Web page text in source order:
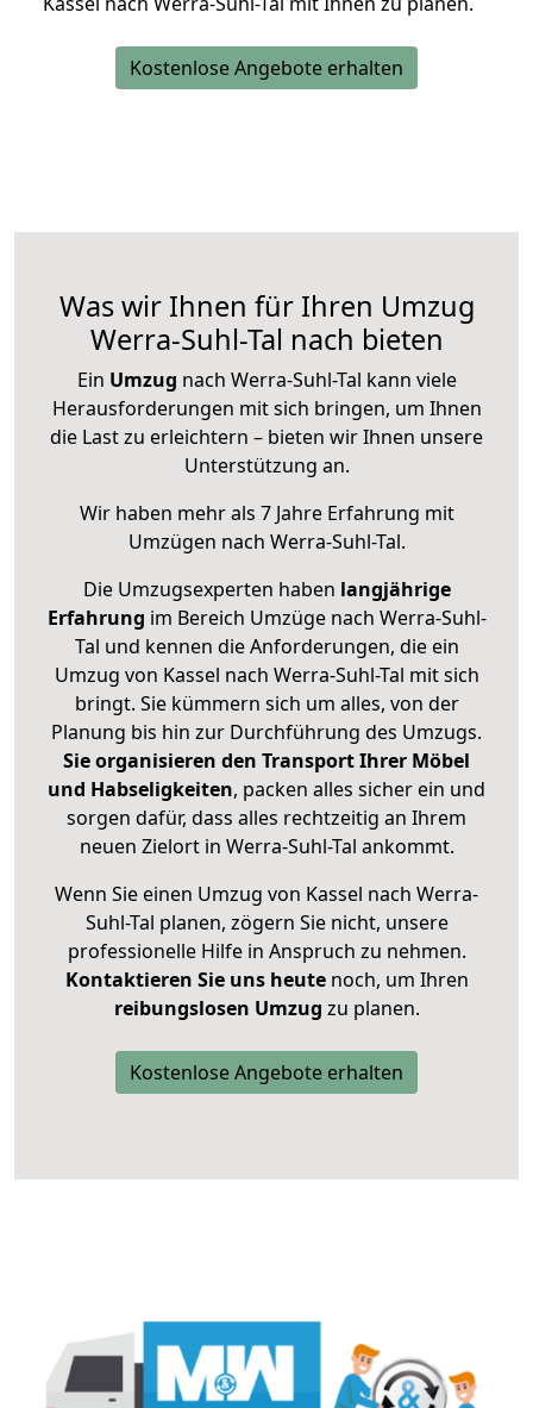
Kostenlose Angebote erhalten
Was wir Ihnen für Ihren Umzug
Werra-Suhl-Tal nach bieten
Ein Umzug nach Werra-Suhl-Tal kann viele
Herausforderungen mit sich bringen, um Ihnen
die Last zu erleichtern – bieten wir Ihnen unsere
Unterstützung an.
Wir haben mehr als 7 Jahre Erfahrung mit
Umzügen nach Werra-Suhl-Tal.
Die Umzugsexperten haben langjährige
Erfahrung im Bereich Umzüge nach Werra-Suhl-
Tal und kennen die Anforderungen, die ein
Umzug von Kassel nach Werra-Suhl-Tal mit sich
bringt. Sie kümmern sich um alles, von der
Planung bis hin zur Durchführung des Umzugs.
Sie organisieren den Transport Ihrer Möbel
und Habseligkeiten, packen alles sicher ein und
sorgen dafür, dass alles rechtzeitig an Ihrem
neuen Zielort in Werra-Suhl-Tal ankommt.
Wenn Sie einen Umzug von Kassel nach Werra-
Suhl-Tal planen, zögern Sie nicht, unsere
professionelle Hilfe in Anspruch zu nehmen.
Kontaktieren Sie uns heutenoch, um Ihren
reibungslosen Umzug zu planen.
Kostenlose Angebote erhalten